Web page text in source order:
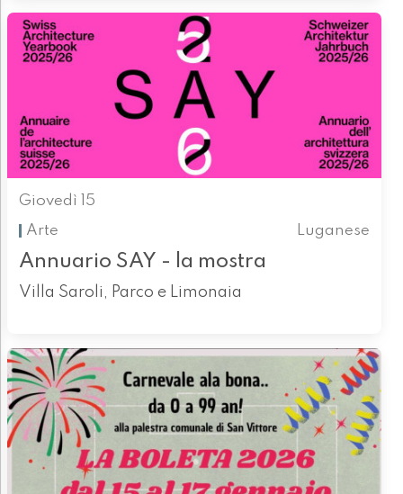
Giovedì 15
Arte
Luganese
Annuario SAY - la mostra
Villa Saroli, Parco e Limonaia